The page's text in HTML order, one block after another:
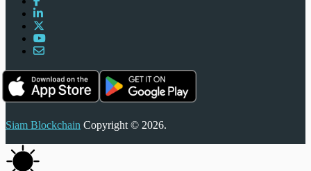
Siam Blockchain Copyright © 2026.